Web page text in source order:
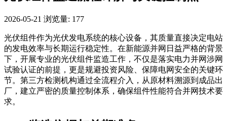
2026-05-21 浏览量: 177
光伏组件作为光伏发电系统的核心设备，其质量直接决定电站
的发电效率与长期运行稳定性。在新能源并网日益严格的背景
下，开展专业的光伏组件监造工作，不仅是落实电力并网涉网
试验认证的前提，更是规避投资风险、保障电网安全的关键环
节。第三方检测机构通过全流程介入，从原材料溯源到成品出
厂，建立严密的质量控制体系，确保组件性能符合并网技术要
求。